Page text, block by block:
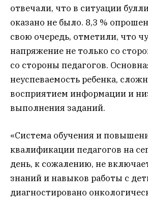
отвечали, что в ситуации
оказано не было. 8,3 %
свою очередь, отметили, что
напряжение не только со
со стороны педагогов.
неуспеваемость ребенка,
восприятием информации и
выполнения заданий.
«Система обучения и
квалификации педагогов на
день, к сожалению, не
знаний и навыков работы с
диагностировано